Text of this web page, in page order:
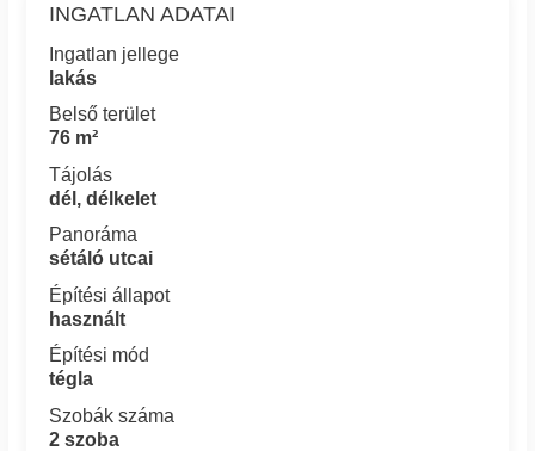
INGATLAN ADATAI
Ingatlan jellege
lakás
Belső terület
76 m²
Tájolás
dél, délkelet
Panoráma
sétáló utcai
Építési állapot
használt
Építési mód
tégla
Szobák száma
2 szoba